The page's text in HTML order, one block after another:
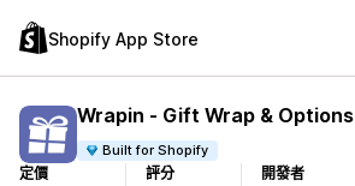
Shopify App Store
Wrapin ‑ Gift Wrap & Options
Built for Shopify
定價
評分
開發者